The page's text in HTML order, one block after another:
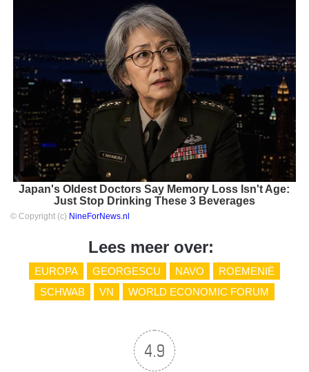
Japan's Oldest Doctors Say Memory Loss Isn't Age:
Just Stop Drinking These 3 Beverages
© Copyright (c) NineForNews.nl
Lees meer over:
EUROPA GEORGESCU NAVO
ROEMENIË
SCHWAB
VN WORLD ECONOMIC FORUM
4.9